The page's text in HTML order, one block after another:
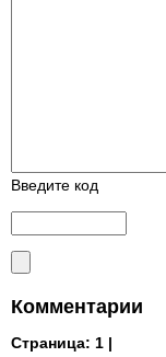
Введите код
Комментарии
Страница: 1 |